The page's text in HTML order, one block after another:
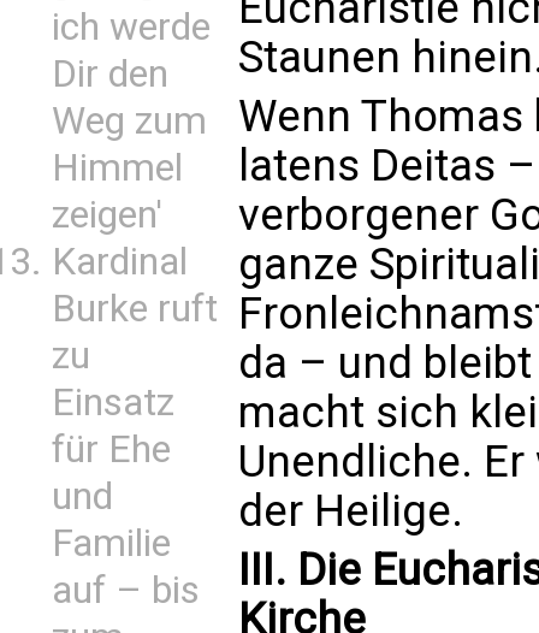
ich werde
Dir den
Weg zum
Himmel
zeigen'
Kardinal
Burke ruft
zu
Einsatz
für Ehe
und
Familie
auf – bis
Staunen
Wenn
latens Deitas
verborgener
ganze
da – und
macht sich
Unendliche.
der Heilige.
III. Die
Kirche